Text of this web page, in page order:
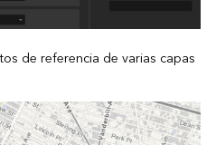
de referencia de varias capas